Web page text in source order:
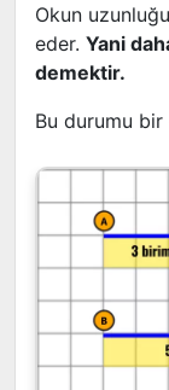
Okun
eder. Yani
demektir.
Bu durumu bir